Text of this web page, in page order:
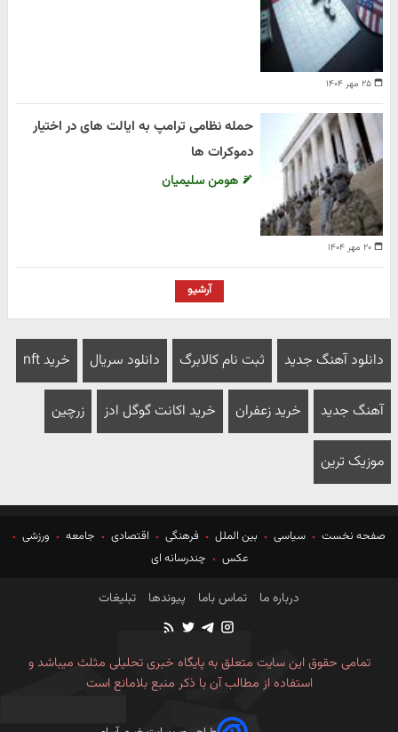
۲۵ مهر ۱۴۰۴
۲۰ مهر ۱۴۰۴
حمله نظامی ترامپ به ایالت های در اختیار
دموکرات ها
هومن سلیمیان
آرشیو
دانلود آهنگ جدید ثبت نام کالابرگ دانلود سریال خرید nft
آهنگ جدید خرید زعفران خرید اکانت گوگل ادز زرچین
موزیک ترین
صفحه نخست سیاسی بین الملل فرهنگی اقتصادی جامعه
ورزشی
عکس
چندرسانه ای
درباره ما تماس باما پیوندها تبلیغات
تمامی حقوق این سایت متعلق به پایگاه خبری تحلیلی مثلث میباشد و
استفاده از مطالب آن با ذکر منبع بلامانع است